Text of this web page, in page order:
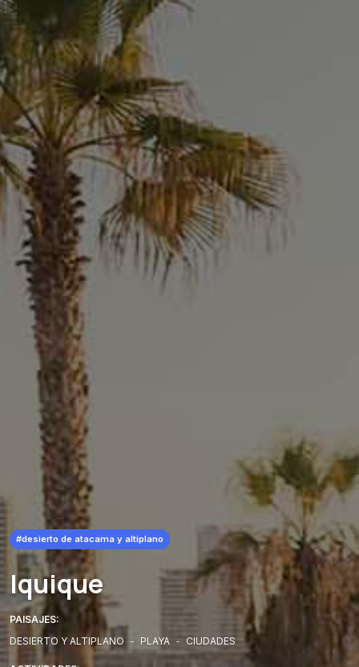
#desierto de atacama y altiplano
Iquique
PAISAJES:
DESIERTO Y ALTIPLANO - PLAYA - CIUDADES